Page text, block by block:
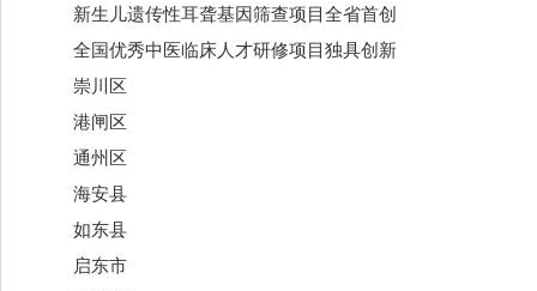
新生儿遗传性耳聋基因筛查项目全省首创
全国优秀中医临床人才研修项目独具创新
崇川区
港闸区
通州区
海安县
如东县
启东市